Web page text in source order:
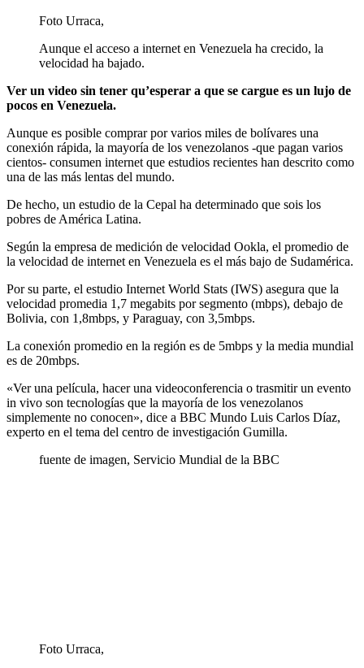
Foto Urraca,
Aunque el acceso a internet en Venezuela ha crecido, la
velocidad ha bajado.
Ver un video sin tener qu’esperar a que se cargue es un lujo de
pocos en Venezuela.
Aunque es posible comprar por varios miles de bolívares una
conexión rápida, la mayoría de los venezolanos -que pagan varios
cientos- consumen internet que estudios recientes han descrito como
una de las más lentas del mundo.
De hecho, un estudio de la Cepal ha determinado que sois los
pobres de América Latina.
Según la empresa de medición de velocidad Ookla, el promedio de
la velocidad de internet en Venezuela es el más bajo de Sudamérica.
Por su parte, el estudio Internet World Stats (IWS) asegura que la
velocidad promedia 1,7 megabits por segmento (mbps), debajo de
Bolivia, con 1,8mbps, y Paraguay, con 3,5mbps.
La conexión promedio en la región es de 5mbps y la media mundial
es de 20mbps.
«Ver una película, hacer una videoconferencia o trasmitir un evento
in vivo son tecnologías que la mayoría de los venezolanos
simplemente no conocen», dice a BBC Mundo Luis Carlos Díaz,
experto en el tema del centro de investigación Gumilla.
fuente de imagen, Servicio Mundial de la BBC
Foto Urraca,